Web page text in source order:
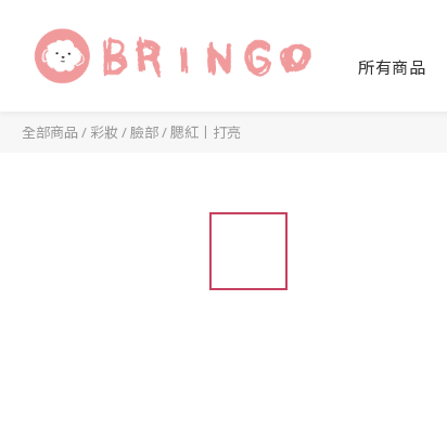
所有商品
全部商品 / 彩妝 /臉部/腮紅丨打亮